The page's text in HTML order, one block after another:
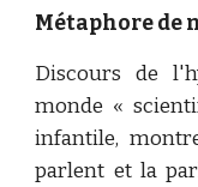
Métaphore de
Discours de
monde «
infantile,
parlent et la